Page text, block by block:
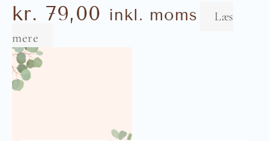
kr. 79,00 inkl. moms
Læs
mere